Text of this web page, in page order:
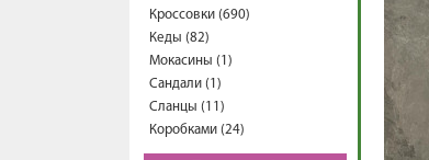
Кроссовки (690)
Кеды (82)
Мокасины (1)
Сандали (1)
Сланцы (11)
Коробками (24)